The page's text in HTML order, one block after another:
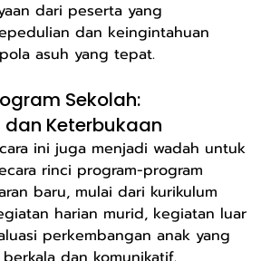
dari peserta yang
dan keingintahuan
asuh yang tepat.
Sekolah:
Keterbukaan
ini juga menjadi wadah untuk
rinci program-program
baru, mulai dari kurikulum
harian murid, kegiatan luar
perkembangan anak yang